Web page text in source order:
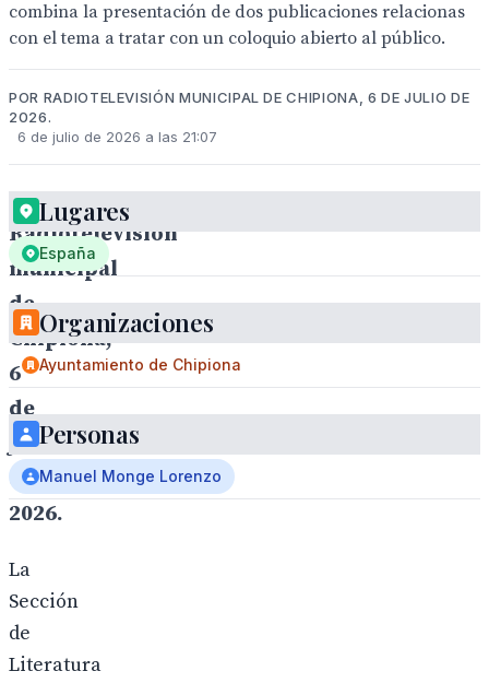
combina la presentación de dos publicaciones relacionas
con el tema a tratar con un coloquio abierto al público.
POR RADIOTELEVISIÓN MUNICIPAL DE CHIPIONA, 6 DE JULIO DE
2026.
6 de julio de 2026 a las 21:07
Radiotelevisión
municipal
de
Chipiona,
6
de
julio
de
2026.
La
Sección
de
Literatura
Lugares
España
Organizaciones
Ayuntamiento de Chipiona
Personas
Manuel Monge Lorenzo